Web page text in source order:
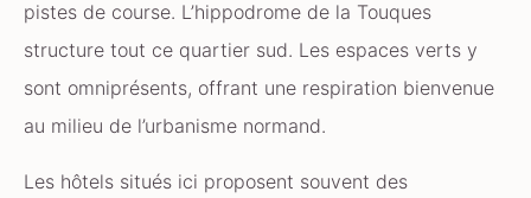
pistes de course. L’hippodrome de la Touques
structure tout ce quartier sud. Les espaces verts y
sont omniprésents, offrant une respiration bienvenue
au milieu de l’urbanisme normand.
Les hôtels situés ici proposent souvent des